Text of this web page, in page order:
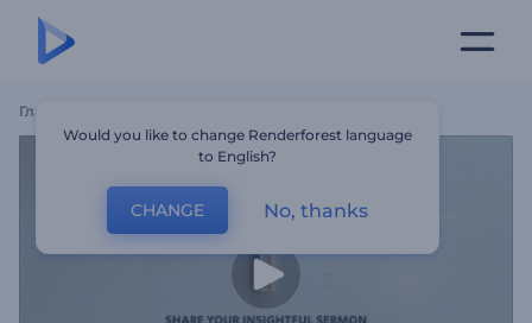
Главная
Would you like to change Renderforest language
to English?
CHANGE No, thanks